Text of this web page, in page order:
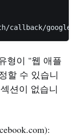
형이 "웹 애플
할 수 있습니
션이 없습니